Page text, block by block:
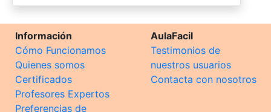
Información
Cómo Funcionamos
Quienes somos
Certificados
Profesores Expertos
Preferencias de
AulaFacil
Testimonios de
nuestros usuarios
Contacta con nosotros